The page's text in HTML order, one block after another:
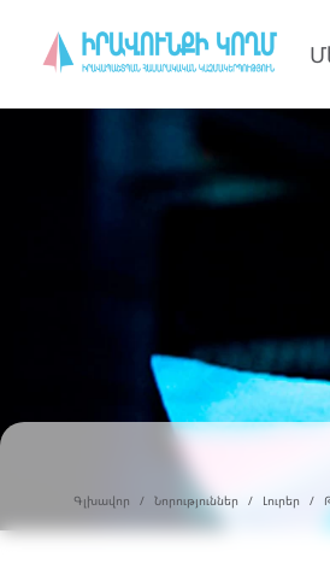
Գլխավոր Նորություններ Լուրեր